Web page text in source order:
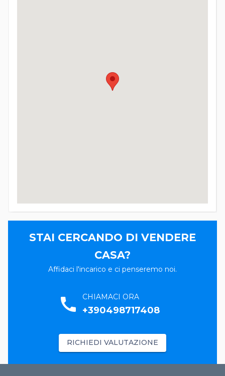
STAI CERCANDO DI VENDERE
CASA?
Affidaci l'incarico e ci penseremo noi.
call CHIAMACI ORA
+390498717408
RICHIEDI VALUTAZIONE